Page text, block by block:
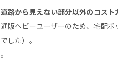
道路から見えない部分以外のコスト
通販ヘビーユーザーのため、宅配
でした）。
。